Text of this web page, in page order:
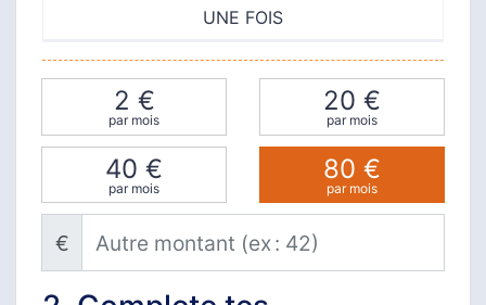
UNE FOIS
2 €
par mois
20 €
par mois
40 €
par mois
80 €
par mois
Autre montant (ex : 42)
€